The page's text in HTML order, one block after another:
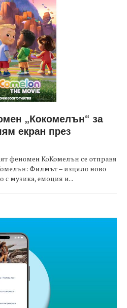
„Кокомелън“ за
екран през
феномен КоКомелън се отправя
Филмът – изцяло ново
музика, емоция и...